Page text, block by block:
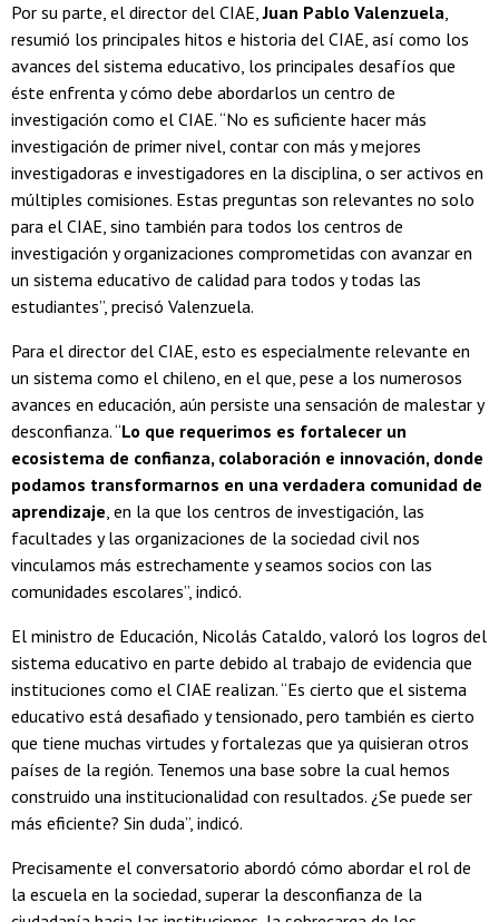
Por su parte, el director del CIAE,Juan Pablo Valenzuela,
resumió los principales hitos e historia del CIAE, así como los
avances del sistema educativo, los principales desafíos que
éste enfrenta y cómo debe abordarlos un centro de
investigación como el CIAE. “No es suficiente hacer más
investigación de primer nivel, contar con más y mejores
investigadoras e investigadores en la disciplina, o ser activos en
múltiples comisiones. Estas preguntas son relevantes no solo
para el CIAE, sino también para todos los centros de
investigación y organizaciones comprometidas con avanzar en
un sistema educativo de calidad para todos y todas las
estudiantes”, precisó Valenzuela.
Para el director del CIAE, esto es especialmente relevante en
un sistema como el chileno, en el que, pese a los numerosos
avances en educación, aún persiste una sensación de malestar y
desconfianza. “Lo que requerimos es fortalecer un
ecosistema de confianza, colaboración e innovación, donde
podamos transformarnos en una verdadera comunidad de
aprendizaje, en la que los centros de investigación, las
facultades y las organizaciones de la sociedad civil nos
vinculamos más estrechamente y seamos socios con las
comunidades escolares”, indicó.
El ministro de Educación, Nicolás Cataldo, valoró los logros del
sistema educativo en parte debido al trabajo de evidencia que
instituciones como el CIAE realizan. “Es cierto que el sistema
educativo está desafiado y tensionado, pero también es cierto
que tiene muchas virtudes y fortalezas que ya quisieran otros
países de la región. Tenemos una base sobre la cual hemos
construido una institucionalidad con resultados. ¿Se puede ser
más eficiente? Sin duda”, indicó.
Precisamente el conversatorio abordó cómo abordar el rol de
la escuela en la sociedad, superar la desconfianza de la